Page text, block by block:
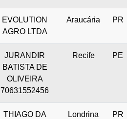
EVOLUTION
AGRO LTDA
Araucária PR
JURANDIR
BATISTA DE
OLIVEIRA
70631552456
Recife PE
THIAGO DA
Londrina PR